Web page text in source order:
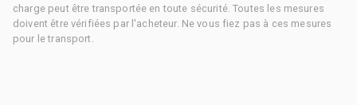
charge peut être transportée en toute sécurité. Toutes les mesures
doivent être vérifiées par l'acheteur. Ne vous fiez pas à ces mesures
pour le transport.